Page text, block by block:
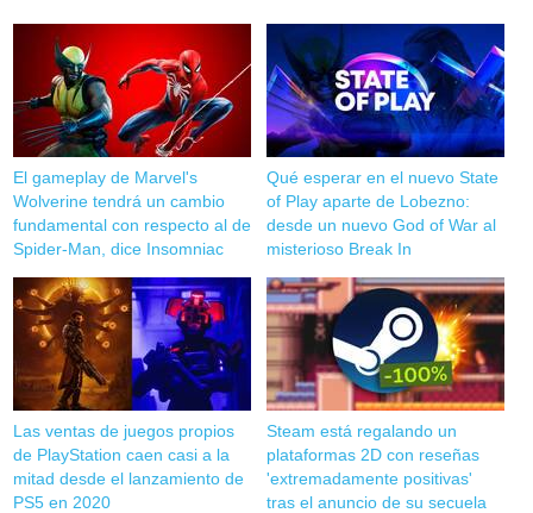
El gameplay de Marvel's
Wolverine tendrá un cambio
fundamental con respecto al de
Spider-Man, dice Insomniac
Qué esperar en el nuevo State
of Play aparte de Lobezno:
desde un nuevo God of War al
misterioso Break In
Las ventas de juegos propios
de PlayStation caen casi a la
mitad desde el lanzamiento de
PS5 en 2020
Steam está regalando un
plataformas 2D con reseñas
'extremadamente positivas'
tras el anuncio de su secuela